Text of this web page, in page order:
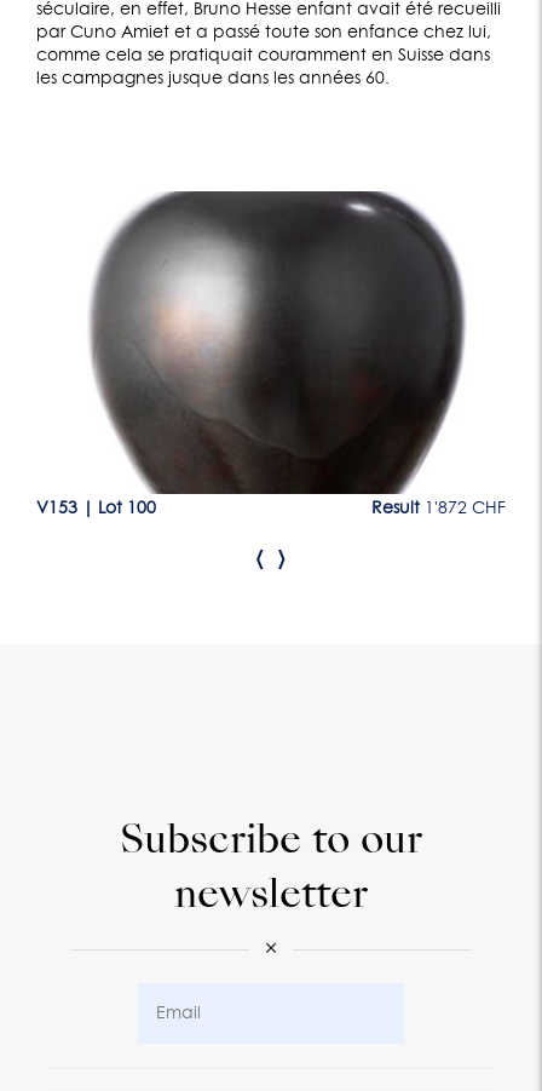
séculaire, en effet, Bruno Hesse enfant avait été recueilli
par Cuno Amiet et a passé toute son enfance chez lui,
comme cela se pratiquait couramment en Suisse dans
les campagnes jusque dans les années 60.
Lot 100
V153 Lot 100 Result 1'872 CHF
‹ ›
Subscribe to our
newsletter
×